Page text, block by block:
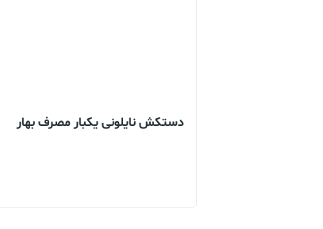
دستکش نایلونی یکبار مصرف بهار